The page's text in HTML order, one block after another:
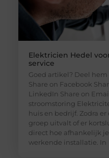
Elektricien Hedel
service
Goed artikel? Deel hem
Share on Facebook
LinkedIn Share on
stroomstoring
huis en bedrijf. Zodra
groep uitvalt of er
direct hoe afhankelijk
werkende installatie. In